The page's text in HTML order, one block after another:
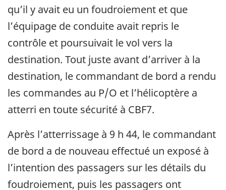
qu’il y avait eu un foudroiement et que
l’équipage de conduite avait repris le
contrôle et poursuivait le vol vers la
destination. Tout juste avant d’arriver à la
destination, le commandant de bord a rendu
les commandes au P/O et l’hélicoptère a
atterri en toute sécurité à CBF7.
Après l’atterrissage à 9 h 44, le commandant
de bord a de nouveau effectué un exposé à
l’intention des passagers sur les détails du
foudroiement, puis les passagers ont